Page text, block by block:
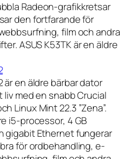
Radeon-grafikkretsar
den fortfarande för
film och andra
ASUS K53TK är en äldre
är en äldre bärbar dator
med en snabb Crucial
Linux Mint 22.3 ”Zena”.
i5-processor, 4 GB
gigabit Ethernet fungerar
för ordbehandling, e-